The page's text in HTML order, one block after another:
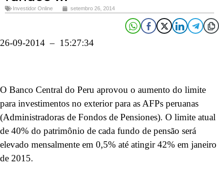
Investidor Online setembro 26, 2014
26-09-2014 – 15:27:34
O Banco Central do Peru aprovou o aumento do limite
para investimentos no exterior para as AFPs peruanas
(Administradoras de Fondos de Pensiones). O limite atual
de 40% do patrimônio de cada fundo de pensão será
elevado mensalmente em 0,5% até atingir 42% em janeiro
de 2015.